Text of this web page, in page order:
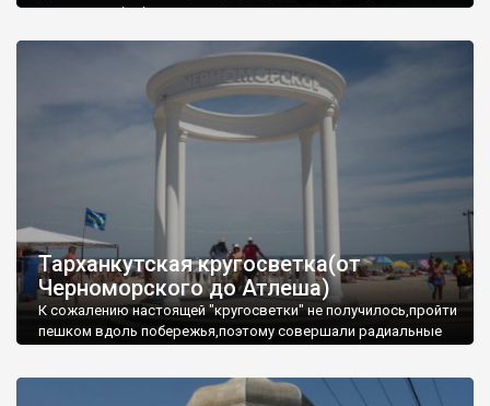
запрошую відвідати це
Тарханкутская кругосветка(от
Черноморского до Атлеша)
К сожалению настоящей "кругосветки" не получилось,пройти
пешком вдоль побережья,поэтому совершали радиальные